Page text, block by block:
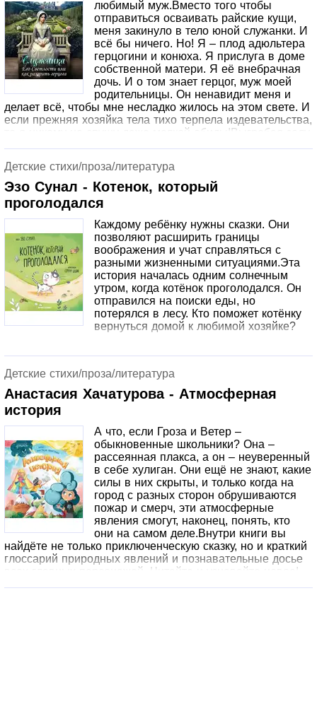
любимый муж.Вместо того чтобы
отправиться осваивать райские кущи,
меня закинуло в тело юной служанки. И
всё бы ничего. Но! Я – плод адюльтера
герцогини и конюха. Я прислуга в доме
собственной матери. Я её внебрачная
дочь. И о том знает герцог, муж моей
родительницы. Он ненавидит меня и
делает всё, чтобы мне несладко жилось на этом свете. И
если прежняя хозяйка тела тихо терпела издевательства,
то я никому не спущу даже мелкой обиды!Выгребая золу
заставила жизнь прогнуться под себя, почему бы не
повторить это в новом мире?Спасибо всем, кто ставит
звёзды и оставляет комментарии ❤❤❤! Получая их, я
понимаю, что вам нравится моя история.
Детские стихи/проза/литература
Эзо Сунал - Котенок, который
проголодался
Каждому ребёнку нужны сказки. Они
позволяют расширить границы
воображения и учат справляться с
разными жизненными ситуациями.Эта
история началась одним солнечным
утром, когда котёнок проголодался. Он
отправился на поиски еды, но
потерялся в лесу. Кто поможет котёнку
вернуться домой к любимой хозяйке?
Детские стихи/проза/литература
Анастасия Хачатурова - Атмосферная
история
А что, если Гроза и Ветер –
обыкновенные школьники? Она –
рассеянная плакса, а он – неуверенный
в себе хулиган. Они ещё не знают, какие
силы в них скрыты, и только когда на
город с разных сторон обрушиваются
пожар и смерч, эти атмосферные
явления смогут, наконец, понять, кто
они на самом деле.Внутри книги вы
найдёте не только приключенческую сказку, но и краткий
глоссарий природных явлений и познавательные досье
всех главных персонажей. Читайте и узнавайте новое!